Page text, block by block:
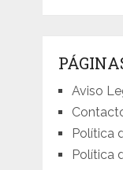
Aviso
Política
Política